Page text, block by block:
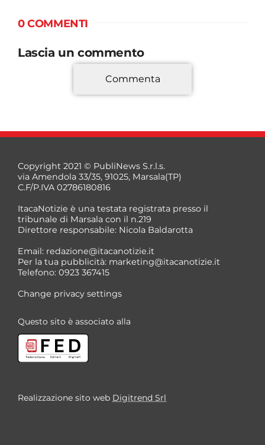
0 COMMENTI
Lascia un commento
*
*
Commenta
Copyright 2021 © PubliNews S.r.l.s.
via Amendola 33/35, 91025, Marsala(TP)
C.F/P.IVA 02786180816
ItacaNotizie è una testata registrata presso il
tribunale di Marsala con il n.219
Direttore responsabile: Nicola Baldarotta
Email: redazione@itacanotizie.it
Per la tua pubblicità: marketing@itacanotizie.it
Telefono: 0923 367415
Change privacy settings
Questo sito è associato alla
Realizzazione sito web Digitrend Srl